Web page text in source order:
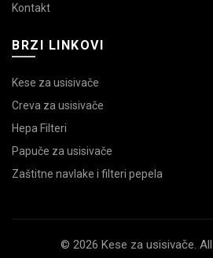
Kontakt
BRZI LINKOVI
Kese za usisivače
Creva za usisivače
Hepa Filteri
Papuče za usisivače
Zaštitne navlake i filteri pepela
© 2026 Kese za usisivače.